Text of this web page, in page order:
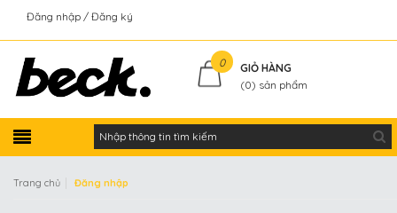
Đăng nhập Đăng ký
0
GIỎ HÀNG
(0) sản phẩm
Trang chủ Đăng nhập